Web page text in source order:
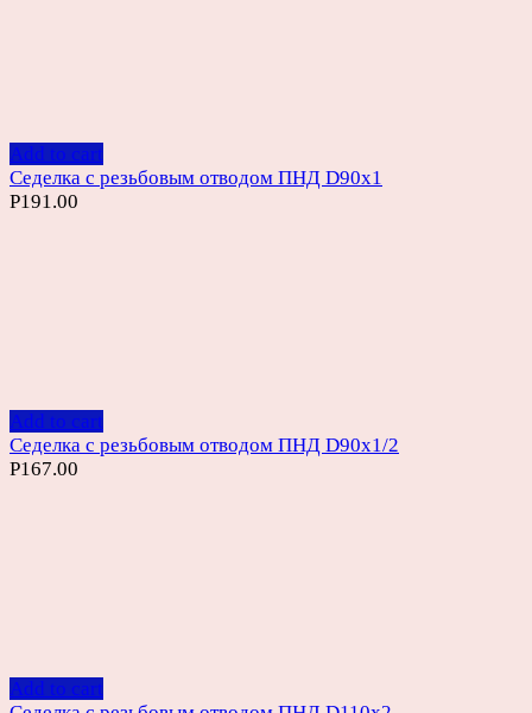
Add to cart
Седелка с резьбовым отводом ПНД D90х1
Р191.00
Add to cart
Седелка с резьбовым отводом ПНД D90х1/2
Р167.00
Add to cart